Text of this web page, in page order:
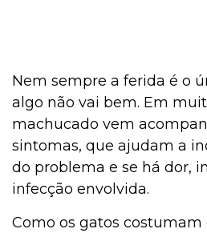
Nem sempre a ferida é o
algo não vai bem. Em
machucado vem
sintomas, que ajudam a
do problema e se há dor,
infecção envolvida.
Como os gatos costumam